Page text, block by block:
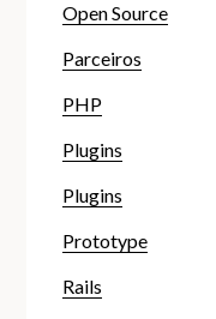
Open Source
Parceiros
PHP
Plugins
Plugins
Prototype
Rails